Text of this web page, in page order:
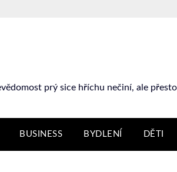
prý sice hříchu nečiní, ale
BUSINESS BYDLENÍ DĚTI